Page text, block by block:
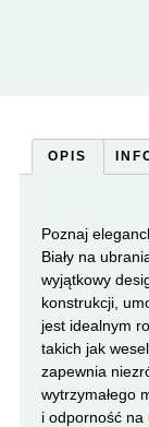
OPIS
Poznaj
Biały na
wyjątkowy
konstrukcji,
jest idealnym
takich jak
zapewnia
wytrzymałego
i odporność na